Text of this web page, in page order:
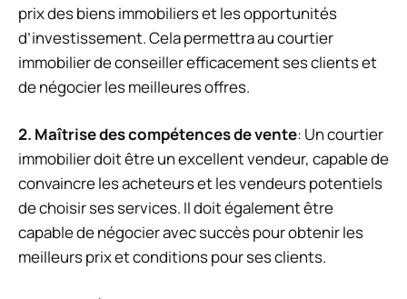
prix des biens immobiliers et les opportunités
d’investissement. Cela permettra au courtier
immobilier de conseiller efficacement ses clients et
de négocier les meilleures offres.
2. Maîtrise des compétences de vente: Un courtier
immobilier doit être un excellent vendeur, capable de
convaincre les acheteurs et les vendeurs potentiels
de choisir ses services. Il doit également être
capable de négocier avec succès pour obtenir les
meilleurs prix et conditions pour ses clients.